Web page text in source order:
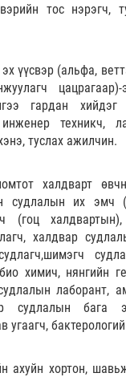
тос нэрэгч,
үүсвэр (альфа,
гардан
инженер техникч,
туслах ажилчин.
халдварт
судлалын их эмч
(гоц халдвартын),
халдвар
химич, нянгийн
лаборант,
судлалын бага
угаагч,
ахуйн хортон,